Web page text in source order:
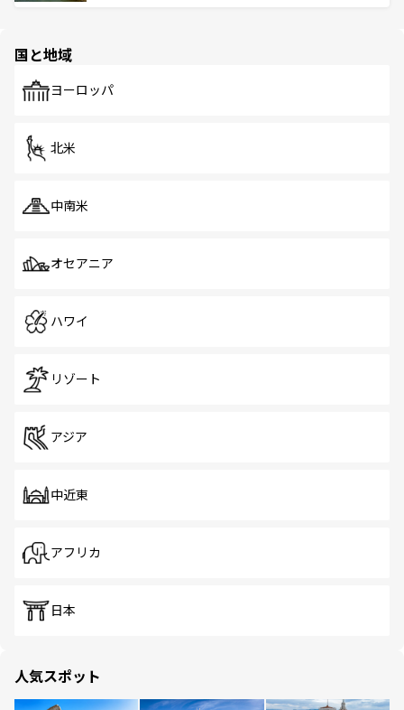
で、ホーカーズは地元の風情を楽しめる外せないスポット
国と地域
ヨーロッパ
北米
中南米
オセアニア
ハワイ
リゾート
アジア
中近東
アフリカ
日本
人気スポット